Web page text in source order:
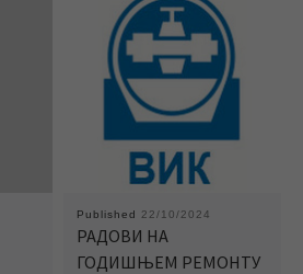
Published 22/10/2024
РАДОВИ НА
ГОДИШЊЕМ РЕМОНТУ